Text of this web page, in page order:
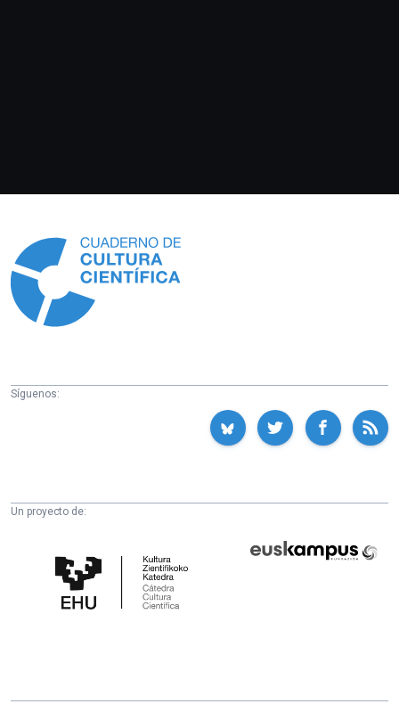
Síguenos:
Un proyecto de:
Cultura
Científica
Fundazioa